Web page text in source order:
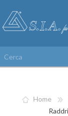
Home